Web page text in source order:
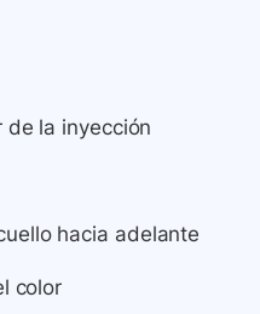
de la inyección
hacia adelante
color